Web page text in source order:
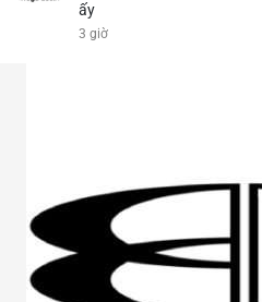
ấy
3 giờ